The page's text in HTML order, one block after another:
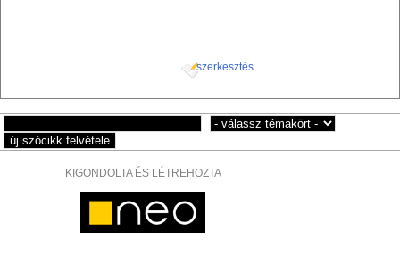
szerkesztés
KIGONDOLTA ÉS LÉTREHOZTA